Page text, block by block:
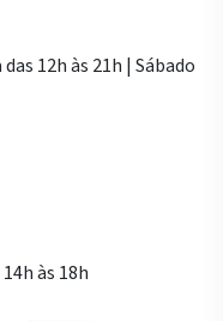
12h às 21h | Sábado
às 18h